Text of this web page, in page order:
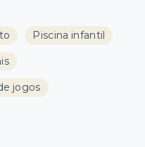
Piscina infantil
jogos